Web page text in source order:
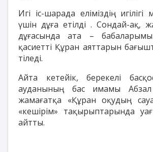
Игі іс-шарада еліміздің
үшін дұға етілді . Сондай-ақ,
дұғасында ата –
қасиетті Құран аяттарын
тіледі.
Айта кетейік, берекелі
ауданының бас имамы
жамағатқа «Құран оқудың
«кешірім» тақырыптарында
айтты.